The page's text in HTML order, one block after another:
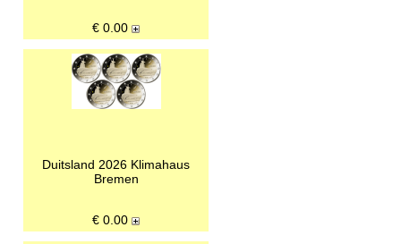
€ 0.00
Duitsland 2026 Klimahaus
Bremen
€ 0.00